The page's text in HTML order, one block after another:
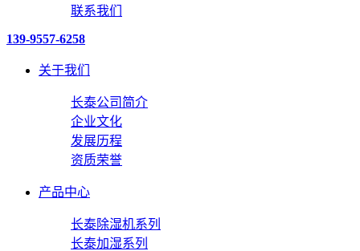
联系我们
139-9557-6258
关于我们
长泰公司简介
企业文化
发展历程
资质荣誉
产品中心
长泰除湿机系列
长泰加湿系列